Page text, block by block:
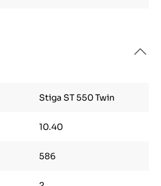
Stiga ST 550 Twin
10.40
586